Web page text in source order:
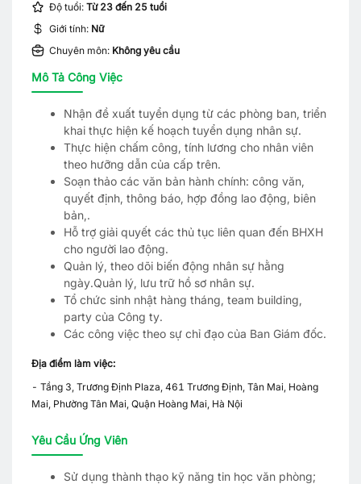
Độ tuổi: Từ 23 đến 25 tuổi
Giới tính: Nữ
Chuyên môn: Không yêu cầu
Mô Tả Công Việc
Nhận đề xuất tuyển dụng từ các phòng ban, triển
khai thực hiện kế hoạch tuyển dụng nhân sự.
Thực hiện chấm công, tính lương cho nhân viên
theo hưỡng dẫn của cấp trên.
Soạn thảo các văn bản hành chính: công văn,
quyết định, thông báo, hợp đồng lao động, biên
bản,.
Hỗ trợ giải quyết các thủ tục liên quan đến BHXH
cho người lao động.
Quản lý, theo dõi biến động nhân sự hằng
ngày.Quản lý, lưu trữ hồ sơ nhân sự.
Tổ chức sinh nhật hàng tháng, team building,
party của Công ty.
Các công việc theo sự chỉ đạo của Ban Giám đốc.
Địa điểm làm việc:
- Tầng 3, Trương Định Plaza, 461 Trương Định, Tân Mai, Hoàng
Mai, Phường Tân Mai, Quận Hoàng Mai, Hà Nội
Yêu Cầu Ứng Viên
Sử dụng thành thạo kỹ năng tin học văn phòng;